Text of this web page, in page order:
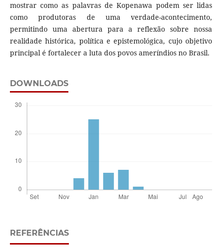
mostrar como as palavras de Kopenawa podem ser lidas
como produtoras de uma verdade-acontecimento,
permitindo uma abertura para a reflexão sobre nossa
realidade histórica, política e epistemológica, cujo objetivo
principal é fortalecer a luta dos povos ameríndios no Brasil.
DOWNLOADS
REFERÊNCIAS